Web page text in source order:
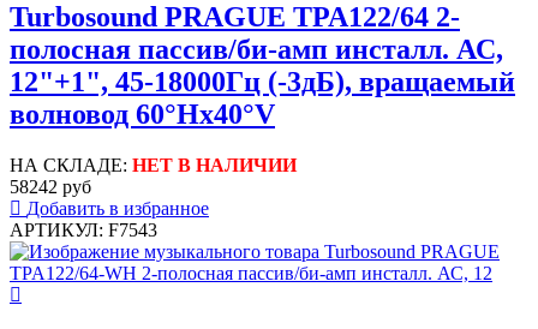
Turbosound PRAGUE TPA122/64 2-
полосная пассив/би-амп инсталл. АС,
12"+1", 45-18000Гц (-3дБ), вращаемый
волновод 60°Hx40°V
НА СКЛАДЕ: НЕТ В НАЛИЧИИ
58242 руб
Добавить в избранное
АРТИКУЛ: F7543